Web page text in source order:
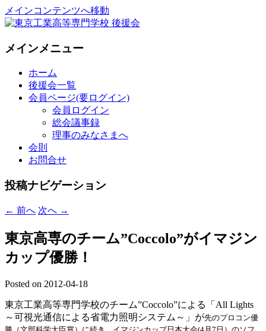
メインコンテンツへ移動
東京工業高等専門学校 後援会
College Supporters.
メインメニュー
ホーム
後援会一覧
会員ページ(要ログイン)
会員ログイン
総会議事録
理事のみなさまへ
会則
お問合せ
投稿ナビゲーション
← 前へ 次へ →
東京高専のチーム”Coccolo”がイマジン
カップ優勝！
Posted on 2012-04-18
東京工業高等専門学校のチーム”Coccolo”による「 All Lights
～可視光通信による省電力照明システム～」が先のプロコン優